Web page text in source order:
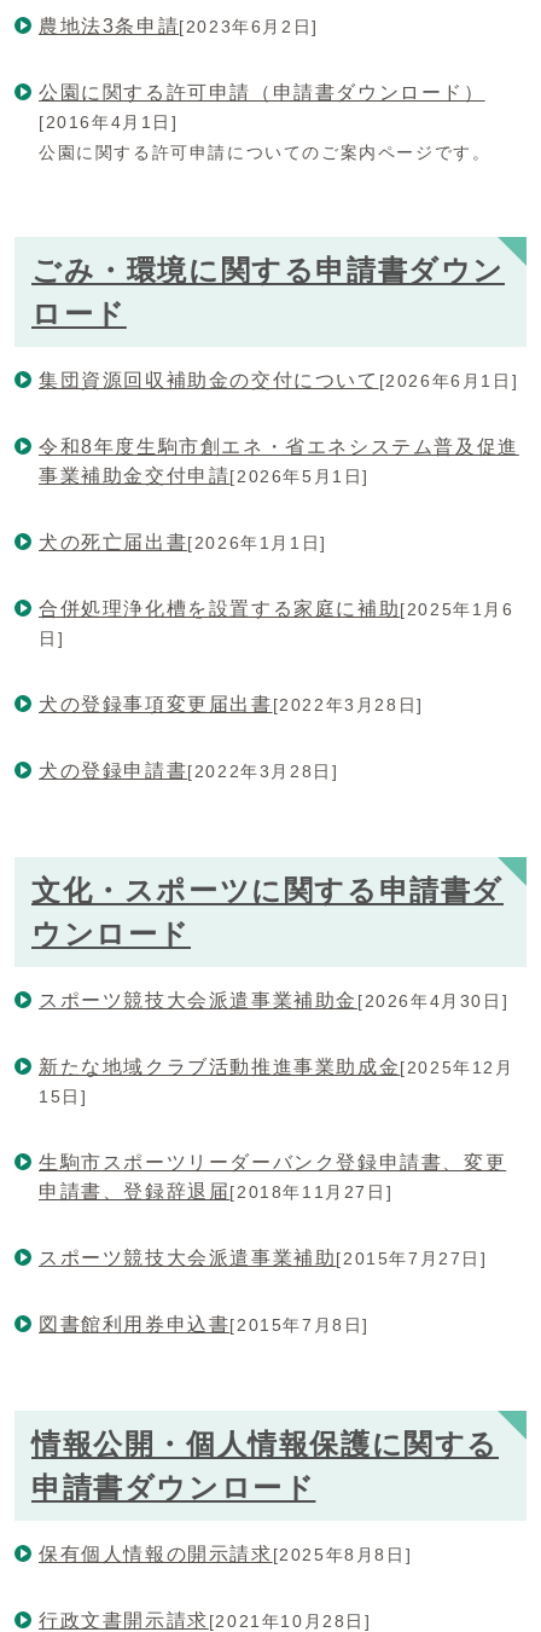
農地法3条申請[2023年6月2日]
公園に関する許可申請（申請書ダウンロード）
[2016年4月1日]
公園に関する許可申請についてのご案内ページです。
ごみ・環境に関する申請書ダウン
ロード
集団資源回収補助金の交付について [2026年6月1日]
令和8年度生駒市創エネ・省エネシステム普及促進
事業補助金交付申請[2026年5月1日]
犬の死亡届出書[2026年1月1日]
合併処理浄化槽を設置する家庭に補助[2025年1月6
日]
犬の登録事項変更届出書[2022年3月28日]
犬の登録申請書[2022年3月28日]
文化・スポーツに関する申請書ダ
ウンロード
スポーツ競技大会派遣事業補助金 [2026年4月30日]
新たな地域クラブ活動推進事業助成金[2025年12月
15日]
生駒市スポーツリーダーバンク登録申請書、変更
申請書、登録辞退届[2018年11月27日]
スポーツ競技大会派遣事業補助[2015年7月27日]
図書館利用券申込書[2015年7月8日]
情報公開・個人情報保護に関する
申請書ダウンロード
保有個人情報の開示請求[2025年8月8日]
行政文書開示請求[2021年10月28日]